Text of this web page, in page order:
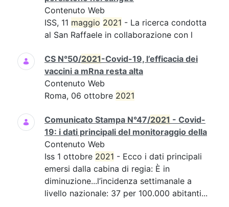
Contenuto Web
ISS, 11 maggio 2021 - La ricerca condotta
al San Raffaele in collaborazione con l
CS N°50/2021-Covid-19, l’efficacia dei
vaccini a mRna resta alta
Contenuto Web
Roma, 06 ottobre 2021
Comunicato Stampa N°47/2021 - Covid-
19: i dati principali del monitoraggio della
Contenuto Web
Iss 1 ottobre 2021 - Ecco i dati principali
emersi dalla cabina di regia: È in
diminuzione...l’incidenza settimanale a
livello nazionale: 37 per 100.000 abitanti...